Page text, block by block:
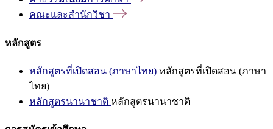
คณะและสำนักวิชา
หลักสูตร
หลักสูตรที่เปิดสอน (ภาษาไทย) หลักสูตรที่เปิดสอน (ภาษา
ไทย)
หลักสูตรนานาชาติ หลักสูตรนานาชาติ